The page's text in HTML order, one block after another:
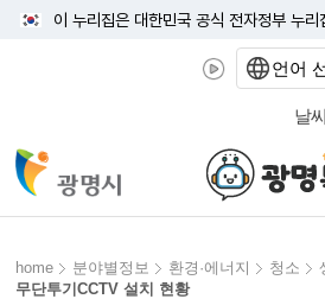
이 누리집은 대한민국 공식 전자정부 누리
날씨
home 분야별정보 환경·에너지 청소
무단투기CCTV 설치 현황
언어